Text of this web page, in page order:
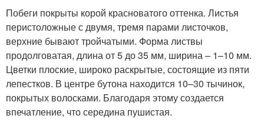
Побеги покрыты корой красноватого оттенка. Листья
перистоложные с двумя, тремя парами листочков,
верхние бывают тройчатыми. Форма листвы
продолговатая, длина от 5 до 35 мм, ширина – 1–10 мм.
Цветки плоские, широко раскрытые, состоящие из пяти
лепестков. В центре бутона находится 10–30 тычинок,
покрытых волосками. Благодаря этому создается
впечатление, что середина пушистая.